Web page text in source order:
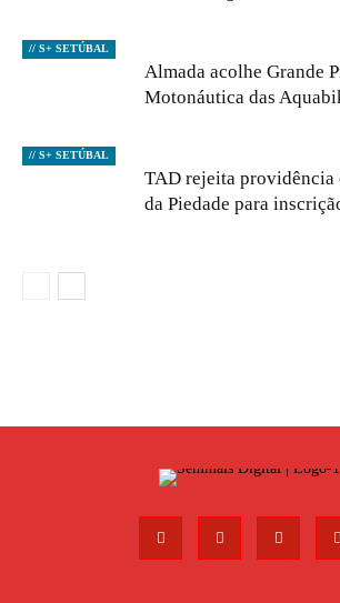
// S+ SETÚBAL
Almada acolhe Grande
Motonáutica das
// S+ SETÚBAL
TAD rejeita providência
da Piedade para